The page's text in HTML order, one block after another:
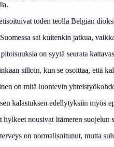
toden teolla Belgian
sai kuitenkin jatkua,
on syytä seurata
silloin, kun se osoittaa, että
on mitä luontevin
kalastuksen edellytyksiin myös
hylkeet nousivat Itämeren
on normalisoitunut, mutta